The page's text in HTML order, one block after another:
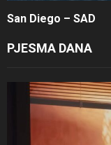
San Diego – SAD
PJESMA DANA